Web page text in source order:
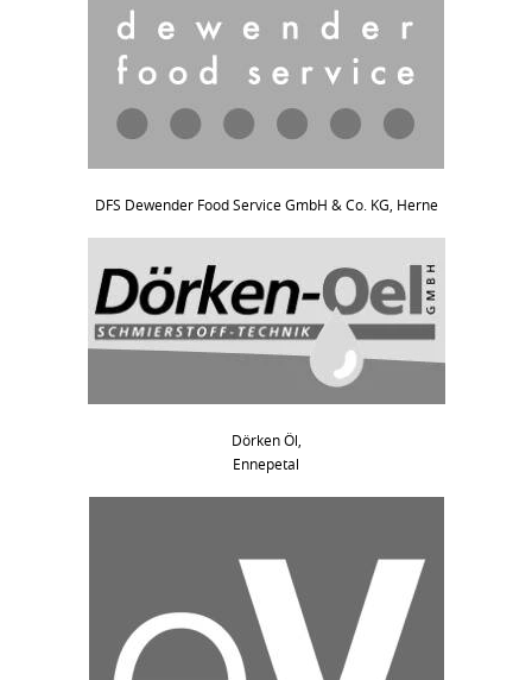
DFS Dewender Food Service GmbH & Co. KG, Herne
Dörken Öl,
Ennepetal